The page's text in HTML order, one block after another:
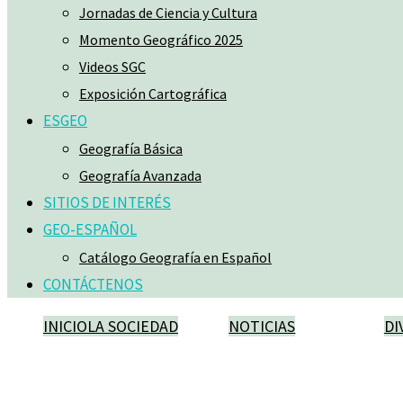
Jornadas de Ciencia y Cultura
Momento Geográfico 2025
Videos SGC
Exposición Cartográfica
ESGEO
Geografía Básica
Geografía Avanzada
SITIOS DE INTERÉS
GEO-ESPAÑOL
Catálogo Geografía en Español
CONTÁCTENOS
INICIOLA SOCIEDAD NOTICIAS